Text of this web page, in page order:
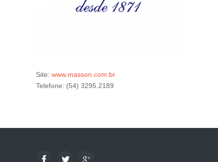
Site: www.masson.com.br
Telefone: (54) 3295.2189